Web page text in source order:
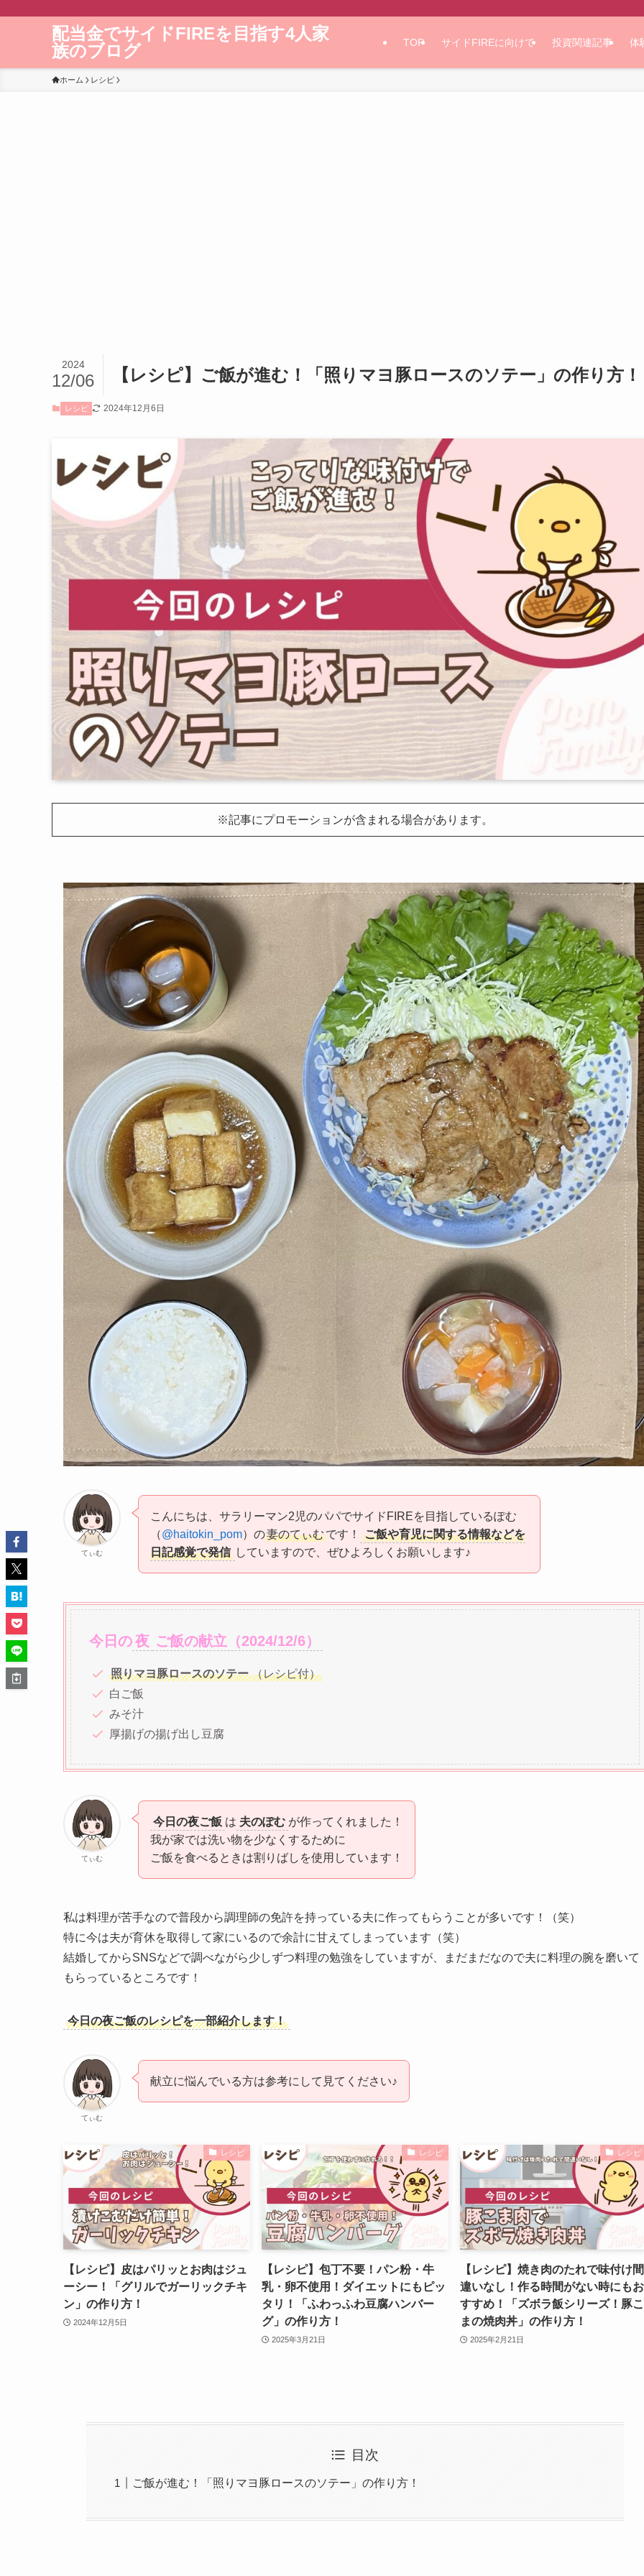
配当金でサイドFIREを目指す4人家
族のブログ
TOP サイドFIREに向けて 投資関連記事 体
ホーム レシピ
【レシピ】ご飯が進む！「照りマヨ豚ロースのソテー」の作り方！
2024
12/06
レシピ 2024年12月6日
※記事にプロモーションが含まれる場合があります。
てぃむ
こんにちは、サラリーマン2児のパパでサイドFIREを目指しているぽむ
（@haitokin_pom）の妻のてぃむです！
ご飯や育児に関する情報などを
日記感覚で発信 していますので、ぜひよろしくお願いします♪
今日の夜 ご飯の献立（2024/12/6）
照りマヨ豚ロースのソテー （レシピ付）
白ご飯
みそ汁
厚揚げの揚げ出し豆腐
てぃむ
今日の夜ご飯 は 夫のぽむ が作ってくれました！
我が家では洗い物を少なくするために
ご飯を食べるときは割りばしを使用しています！
私は料理が苦手なので普段から調理師の免許を持っている夫に作ってもらうことが多いです！（笑）
特に今は夫が育休を取得して家にいるので余計に甘えてしまっています（笑）
結婚してからSNSなどで調べながら少しずつ料理の勉強をしていますが、まだまだなので夫に料理の腕を磨いて
もらっているところです！
今日の夜ご飯のレシピを一部紹介します！
てぃむ
献立に悩んでいる方は参考にして見てください♪
レシピ
【レシピ】皮はパリッとお肉はジュ
ーシー！「グリルでガーリックチキ
ン」の作り方！
2024年12月5日
レシピ
【レシピ】包丁不要！パン粉・牛
乳・卵不使用！ダイエットにもピッ
タリ！「ふわっふわ豆腐ハンバー
グ」の作り方！
2025年3月21日
レシピ
【レシピ】焼き肉のたれで味付け間
違いなし！作る時間がない時にもお
すすめ！「ズボラ飯シリーズ！豚こ
まの焼肉丼」の作り方！
2025年2月21日
目次
ご飯が進む！「照りマヨ豚ロースのソテー」の作り方！